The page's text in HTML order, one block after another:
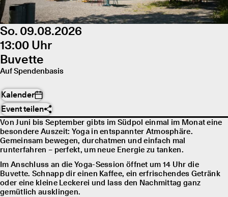
So. 09.08.2026
13:00 Uhr
Buvette
Auf Spendenbasis
Kalender
Event teilen
Von Juni bis September gibts im Südpol einmal im Monat eine
besondere Auszeit: Yoga in entspannter Atmosphäre.
Gemeinsam bewegen, durchatmen und einfach mal
runterfahren – perfekt, um neue Energie zu tanken.
Im Anschluss an die Yoga-Session öffnet um 14 Uhr die
Buvette. Schnapp dir einen Kaffee, ein erfrischendes Getränk
oder eine kleine Leckerei und lass den Nachmittag ganz
gemütlich ausklingen.